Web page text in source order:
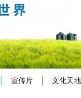
宣传片 文化天地